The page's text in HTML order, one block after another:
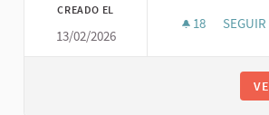
CREADO EL
13/02/2026
18 18
SEGUIR